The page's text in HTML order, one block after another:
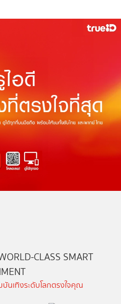
CLASS SMART
นเทิงระดับโลกตรงใจคุณ